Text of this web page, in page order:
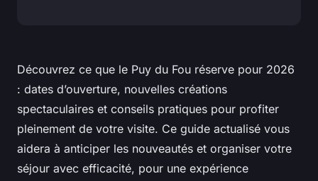
Découvrez ce que le Puy du Fou réserve pour 2026
: dates d’ouverture, nouvelles créations
spectaculaires et conseils pratiques pour profiter
pleinement de votre visite. Ce guide actualisé vous
aidera à anticiper les nouveautés et organiser votre
séjour avec efficacité, pour une expérience